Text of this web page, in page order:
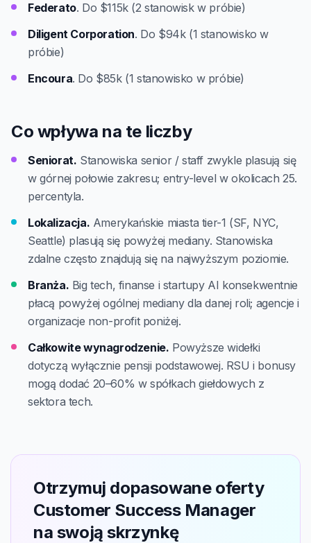
Federato. Do $115k (2 stanowisk w próbie)
Diligent Corporation. Do $94k (1 stanowisko w
próbie)
Encoura. Do $85k (1 stanowisko w próbie)
Co wpływa na te liczby
Seniorat. Stanowiska senior / staff zwykle plasują się
w górnej połowie zakresu; entry-level w okolicach 25.
percentyla.
Lokalizacja. Amerykańskie miasta tier-1 (SF, NYC,
Seattle) plasują się powyżej mediany. Stanowiska
zdalne często znajdują się na najwyższym poziomie.
Branża. Big tech, finanse i startupy AI konsekwentnie
płacą powyżej ogólnej mediany dla danej roli; agencje i
organizacje non-profit poniżej.
Całkowite wynagrodzenie. Powyższe widełki
dotyczą wyłącznie pensji podstawowej. RSU i bonusy
mogą dodać 20–60% w spółkach giełdowych z
sektora tech.
Otrzymuj dopasowane oferty
Customer Success Manager
na swoją skrzynkę